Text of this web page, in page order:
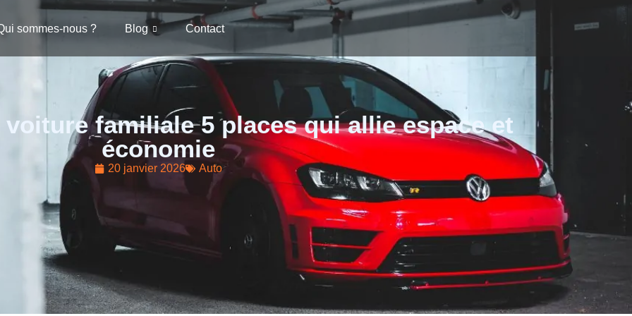
sommes-nous ? Blog Contact
familiale 5 places qui allie espace et
économie
20 janvier 2026 Auto